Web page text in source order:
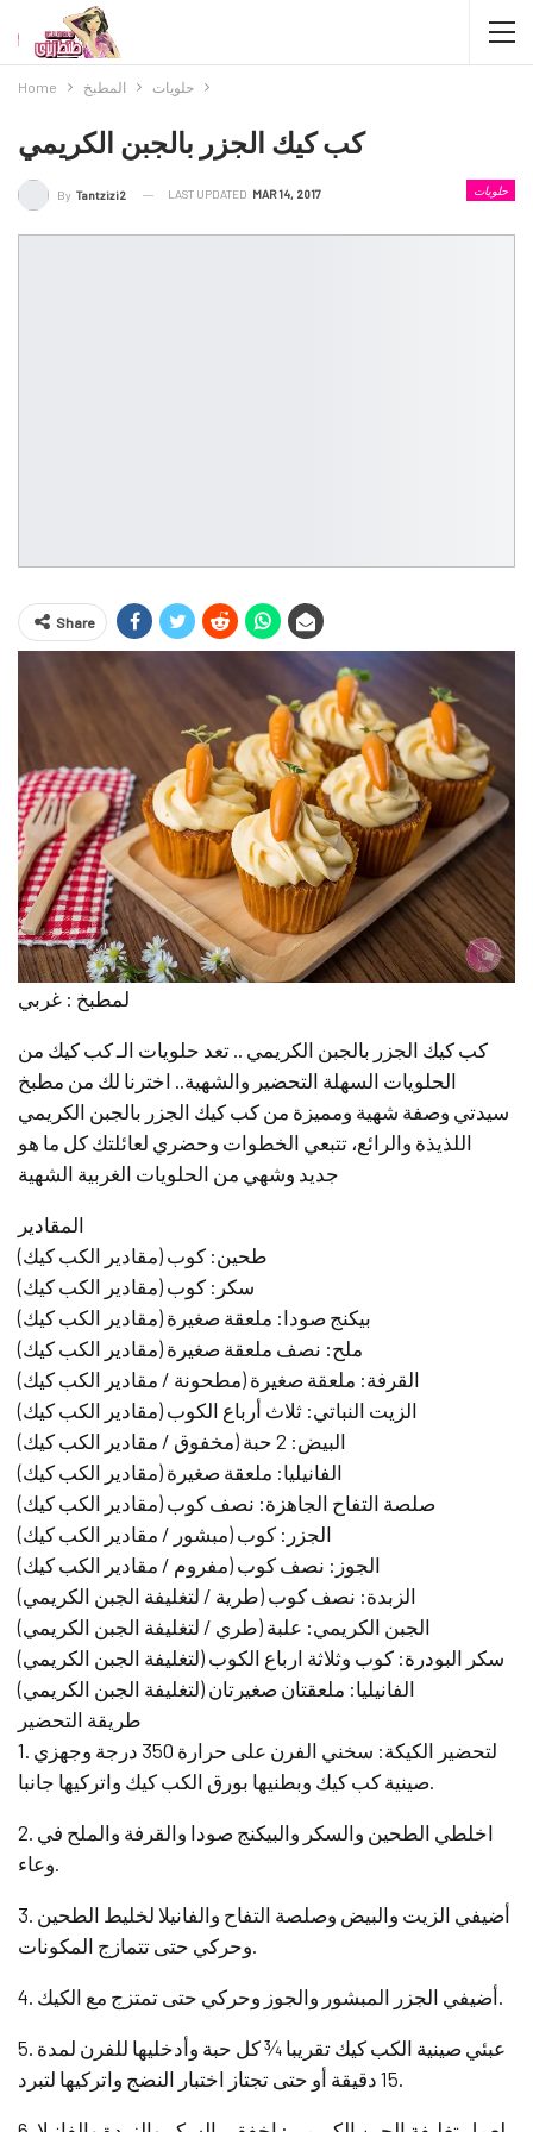
Home المطبخ حلويات
كب كيك الجزر بالجبن الكريمي
حلويات By Tantzizi2 LAST UPDATED MAR 14, 2017
Share
لمطبخ : غربي
كب كيك الجزر بالجبن الكريمي .. تعد حلويات الـ كب كيك من
الحلويات السهلة التحضير والشهية.. اخترنا لك من مطبخ
سيدتي وصفة شهية ومميزة من كب كيك الجزر بالجبن الكريمي
اللذيذة والرائع، تتبعي الخطوات وحضري لعائلتك كل ما هو
جديد وشهي من الحلويات الغربية الشهية
المقادير
طحين: كوب (مقادير الكب كيك)
سكر: كوب (مقادير الكب كيك)
بيكنج صودا: ملعقة صغيرة (مقادير الكب كيك)
ملح: نصف ملعقة صغيرة (مقادير الكب كيك)
القرفة: ملعقة صغيرة (مطحونة / مقادير الكب كيك)
الزيت النباتي: ثلاث أرباع الكوب (مقادير الكب كيك)
البيض: 2 حبة (مخفوق / مقادير الكب كيك)
الفانيليا: ملعقة صغيرة (مقادير الكب كيك)
صلصة التفاح الجاهزة: نصف كوب (مقادير الكب كيك)
الجزر: كوب (مبشور / مقادير الكب كيك)
الجوز: نصف كوب (مفروم / مقادير الكب كيك)
الزبدة: نصف كوب (طرية / لتغليفة الجبن الكريمي)
الجبن الكريمي: علبة (طري / لتغليفة الجبن الكريمي)
سكر البودرة: كوب وثلاثة ارباع الكوب (لتغليفة الجبن الكريمي)
الفانيليا: ملعقتان صغيرتان (لتغليفة الجبن الكريمي)
طريقة التحضير
1. لتحضير الكيكة: سخني الفرن على حرارة 350 درجة وجهزي
2. اخلطي الطحين والسكر والبيكنج صودا والقرفة والملح في
3. أضيفي الزيت والبيض وصلصة التفاح والفانيلا لخليط الطحين
5. عبئي صينية الكب كيك تقريبا ¾ كل حبة وأدخليها للفرن لمدة